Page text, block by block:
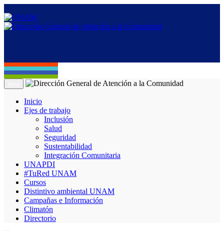
Inicio
Ejes de trabajo
Inclusión
Salud
Seguridad
Sustentabilidad
Integración Comunitaria
UNAPDI
#TuRed UNAM
Cursos
Distintivo ambiental UNAM
Campañas e Información
Climatón
Directorio